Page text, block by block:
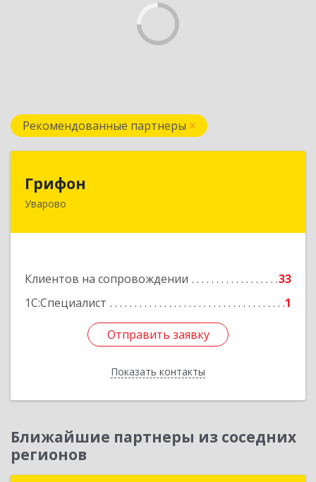
Рекомендованные партнеры
Грифон
Уварово
Клиентов на сопровождении
33
1С:Специалист
1
Отправить заявку
Показать контакты
393461, Тамбовская обл, Уварово г, Южная ул,
Отправить заявку
Назад
Ближайшие партнеры из соседних
регионов